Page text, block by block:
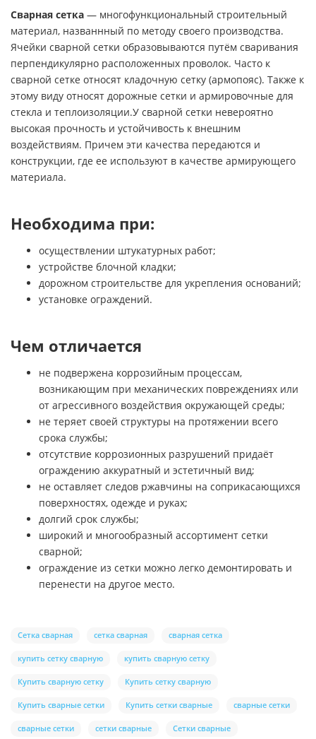
Сварная сетка — многофункциональный строительный
материал, названнный по методу своего производства.
Ячейки сварной сетки образовываются путём сваривания
перпендикулярно расположенных проволок. Часто к
сварной сетке относят кладочную сетку (армопояс). Также к
этому виду относят дорожные сетки и армировочные для
стекла и теплоизоляции.У сварной сетки невероятно
высокая прочность и устойчивость к внешним
воздействиям. Причем эти качества передаются и
конструкции, где ее используют в качестве армирующего
материала.
Необходима при:
осуществлении штукатурных работ;
устройстве блочной кладки;
дорожном строительстве для укрепления оснований;
установке ограждений.
Чем отличается
не подвержена коррозийным процессам,
возникающим при механических повреждениях или
от агрессивного воздействия окружающей среды;
не теряет своей структуры на протяжении всего
срока службы;
отсутствие коррозионных разрушений придаёт
ограждению аккуратный и эстетичный вид;
не оставляет следов ржавчины на соприкасающихся
поверхностях, одежде и руках;
долгий срок службы;
широкий и многообразный ассортимент сетки
сварной;
ограждение из сетки можно легко демонтировать и
перенести на другое место.
Сетка сварная сетка сварная сварная сетка
купить сетку сварную купить сварную сетку
Купить сварную сетку Купить сетку сварную
Купить сварные сетки Купить сетки сварные сварные сетки
сварные сетки сетки сварные Сетки сварные